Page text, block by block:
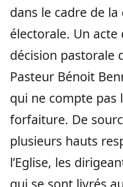
dans le cadre de la
électorale. Un acte
décision pastorale
Pasteur Bénoit
qui ne compte pas
forfaiture. De
plusieurs hauts
l’Eglise, les